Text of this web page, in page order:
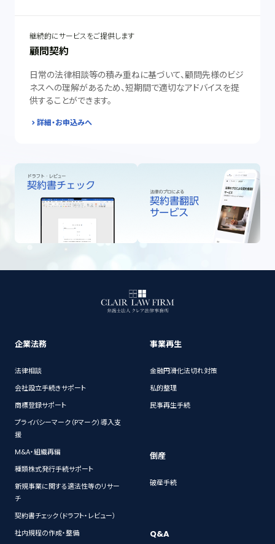
継続的にサービスをご提供します
顧問契約
日常の法律相談等の積み重ねに基づいて、顧問先様のビジ
ネスへの理解があるため、短期間で適切なアドバイスを提
供することができます。
詳細・お申込みへ
企業法務
法律相談
会社設立手続きサポート
商標登録サポート
プライバシーマーク（Pマーク）導入支
援
M&A・組織再編
種類株式発行手続サポート
新規事業に関する適法性等のリサー
チ
契約書チェック（ドラフト・レビュー）
社内規程の作成・整備
事業再生
金融円滑化法切れ対策
私的整理
民事再生手続
倒産
破産手続
Q&A